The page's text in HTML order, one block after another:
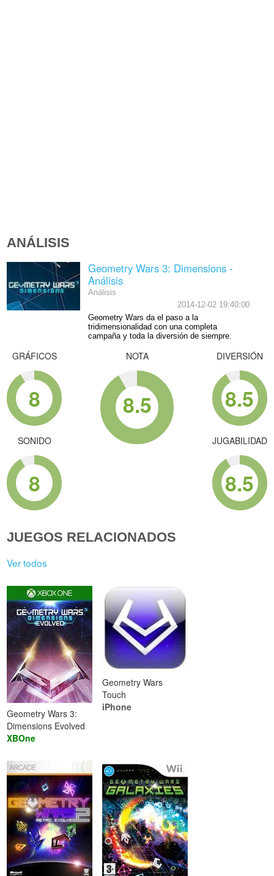
ANÁLISIS
Geometry Wars 3: Dimensions -
Análisis
Análisis
2014-12-02 19:40:00
Geometry Wars da el paso a la
tridimensionalidad con una completa
campaña y toda la diversión de siempre.
GRÁFICOS
8
SONIDO
8
NOTA
8.5
DIVERSIÓN
8.5
JUGABILIDAD
8.5
JUEGOS RELACIONADOS
Ver todos
Geometry Wars 3:
Dimensions Evolved
XBOne
Geometry Wars
Touch
iPhone